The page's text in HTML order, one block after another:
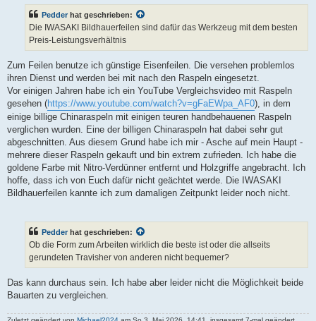
Pedder hat geschrieben:
Die IWASAKI Bildhauerfeilen sind dafür das Werkzeug mit dem besten
Preis-Leistungsverhältnis
Zum Feilen benutze ich günstige Eisenfeilen. Die versehen problemlos
ihren Dienst und werden bei mit nach den Raspeln eingesetzt.
Vor einigen Jahren habe ich ein YouTube Vergleichsvideo mit Raspeln
gesehen (https://www.youtube.com/watch?v=gFaEWpa_AF0), in dem
einige billige Chinaraspeln mit einigen teuren handbehauenen Raspeln
verglichen wurden. Eine der billigen Chinaraspeln hat dabei sehr gut
abgeschnitten. Aus diesem Grund habe ich mir - Asche auf mein Haupt -
mehrere dieser Raspeln gekauft und bin extrem zufrieden. Ich habe die
goldene Farbe mit Nitro-Verdünner entfernt und Holzgriffe angebracht. Ich
hoffe, dass ich von Euch dafür nicht geächtet werde. Die IWASAKI
Bildhauerfeilen kannte ich zum damaligen Zeitpunkt leider noch nicht.
Pedder hat geschrieben:
Ob die Form zum Arbeiten wirklich die beste ist oder die allseits
gerundeten Travisher von anderen nicht bequemer?
Das kann durchaus sein. Ich habe aber leider nicht die Möglichkeit beide
Bauarten zu vergleichen.